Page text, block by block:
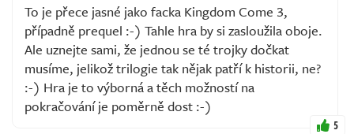
To je přece jasné jako facka Kingdom Come 3,
případně prequel :-) Tahle hra by si zasloužila oboje.
Ale uznejte sami, že jednou se té trojky dočkat
musíme, jelikož trilogie tak nějak patří k historii, ne?
:-) Hra je to výborná a těch možností na
pokračování je poměrně dost :-)
5